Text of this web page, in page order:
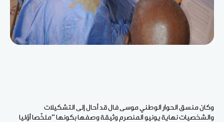
وكان منسق الحوار الوطني موسى فال قد أحال إلى التشكيلات
والشخصيات نهاية يونيو المنصرم وثيقة وصفها بكونها “ملخّصا أوّليا